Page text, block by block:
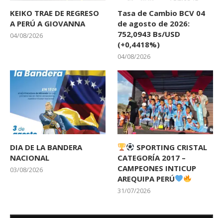
KEIKO TRAE DE REGRESO
A PERÚ A GIOVANNA
04/08/2026
Tasa de Cambio BCV 04
de agosto de 2026:
752,0943 Bs/USD
(+0,4418%)
04/08/2026
DIA DE LA BANDERA
NACIONAL
03/08/2026
SPORTING CRISTAL
CATEGORÍA 2017 –
CAMPEONES INTICUP
AREQUIPA PERÚ
31/07/2026